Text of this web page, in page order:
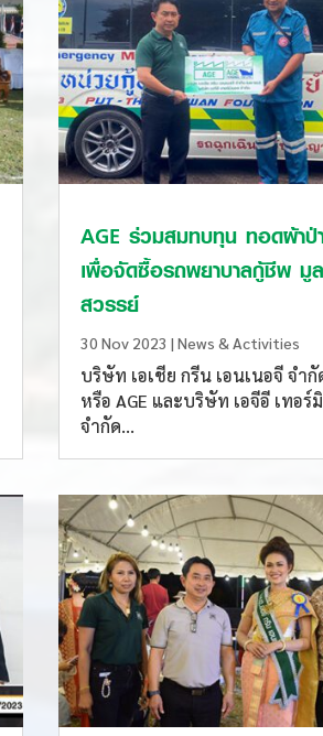
AGE ร่วมสมทบทุน ทอดผ้าป่
เพื่อจัดซื้อรถพยาบาลกู้ชีพ มู
สวรรย์
30 Nov 2023 |News & Activities
บริษัท เอเชีย กรีน เอนเนอจี จำ
หรือ AGE และบริษัท เอจีอี เทอร์
จำกัด...